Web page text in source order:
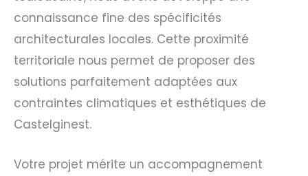
connaissance fine des spécificités
architecturales locales. Cette proximité
territoriale nous permet de proposer des
solutions parfaitement adaptées aux
contraintes climatiques et esthétiques de
Castelginest.
Votre projet mérite un accompagnement